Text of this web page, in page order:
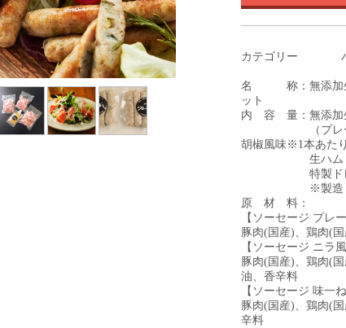
カテゴリー
名 称：無添加生
ット
内 容 量：無添加
（プレーン、
胡椒風味※ 1本あた
生ハム
特製ドレッ
※製造：安心
原 材 料：
【ソーセージ プレー
豚肉(国産)、鶏肉(
【ソーセージ ニラ風
豚肉(国産)、鶏肉(
油、香辛料
【ソーセージ 味一
豚肉(国産)、鶏肉(
辛料